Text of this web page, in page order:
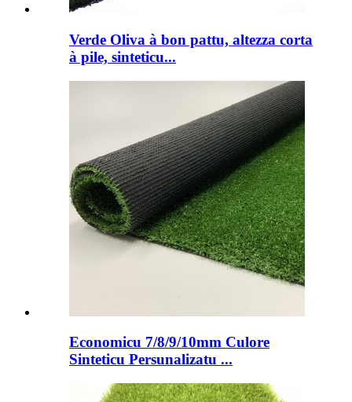
Verde Oliva à bon pattu, altezza corta
à pile, sinteticu...
Economicu 7/8/9/10mm Culore
Sinteticu Persunalizatu ...